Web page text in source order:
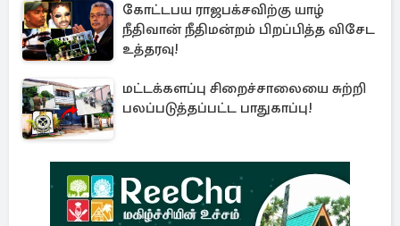
கோட்டபய ராஜபக்சவிற்கு யாழ்
நீதிவான் நீதிமன்றம் பிறப்பித்த விசேட
உத்தரவு!
மட்டக்களப்பு சிறைச்சாலையை சுற்றி
பலப்படுத்தப்பட்ட பாதுகாப்பு!